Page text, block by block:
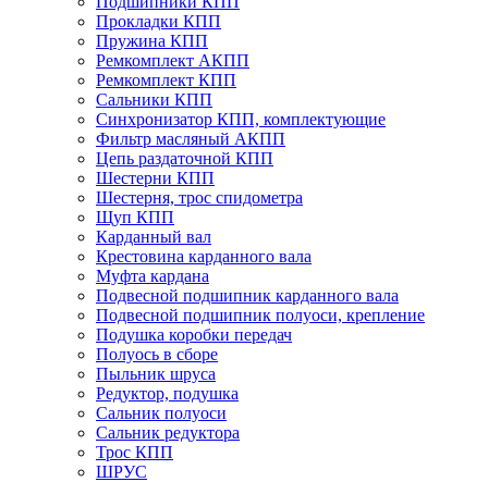
Прокладки КПП
Пружина КПП
Ремкомплект АКПП
Ремкомплект КПП
Сальники КПП
Синхронизатор КПП, комплектующие
Фильтр масляный АКПП
Цепь раздаточной КПП
Шестерни КПП
Шестерня, трос спидометра
Щуп КПП
Карданный вал
Крестовина карданного вала
Муфта кардана
Подвесной подшипник карданного вала
Подвесной подшипник полуоси, крепление
Подушка коробки передач
Полуось в сборе
Пыльник шруса
Редуктор, подушка
Сальник полуоси
Сальник редуктора
Трос КПП
ШРУС